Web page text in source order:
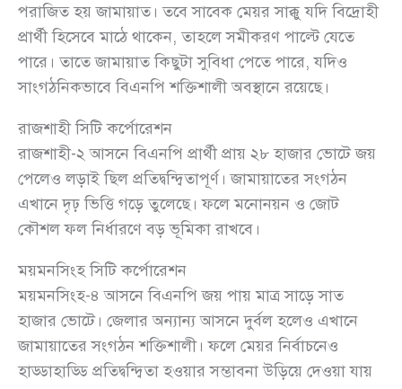
পরাজিত হয় জামায়াত। তবে সাবেক মেয়র সাক্কু যদি বিদ্রোহী
প্রার্থী হিসেবে মাঠে থাকেন, তাহলে সমীকরণ পাল্টে যেতে
পারে। তাতে জামায়াত কিছুটা সুবিধা পেতে পারে, যদিও
সাংগঠনিকভাবে বিএনপি শক্তিশালী অবস্থানে রয়েছে।
রাজশাহী সিটি কর্পোরেশন
রাজশাহী-২ আসনে বিএনপি প্রার্থী প্রায় ২৮ হাজার ভোটে জয়
পেলেও লড়াই ছিল প্রতিদ্বন্দ্বিতাপূর্ণ। জামায়াতের সংগঠন
এখানে দৃঢ় ভিত্তি গড়ে তুলেছে। ফলে মনোনয়ন ও জোট
কৌশল ফল নির্ধারণে বড় ভূমিকা রাখবে।
ময়মনসিংহ সিটি কর্পোরেশন
ময়মনসিংহ-৪ আসনে বিএনপি জয় পায় মাত্র সাড়ে সাত
হাজার ভোটে। জেলার অন্যান্য আসনে দুর্বল হলেও এখানে
জামায়াতের সংগঠন শক্তিশালী। ফলে মেয়র নির্বাচনেও
হাড্ডাহাড্ডি প্রতিদ্বন্দ্বিতা হওয়ার সম্ভাবনা উড়িয়ে দেওয়া যায়